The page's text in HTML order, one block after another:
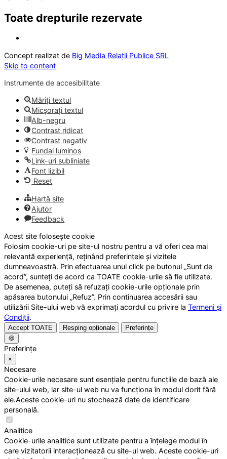
Toate drepturile rezervate
Concept realizat de Big Media Relații Publice SRL
Skip to content
Instrumente de accesibilitate
Măriți textul
Micșorați textul
Alb-negru
Contrast ridicat
Contrast negativ
Fundal luminos
Link-uri subliniate
Font lizibil
Reset
Hartă site
Ajutor
Feedback
Acest site folosește cookie
Folosim cookie-uri pe site-ul nostru pentru a vă oferi cea mai
relevantă experiență, reținând preferințele și vizitele
dumneavoastră. Prin efectuarea unui click pe butonul „Sunt de
acord”, sunteți de acord ca TOATE cookie-urile să fie utilizate.
De asemenea, puteți să refuzați cookie-urile opționale prin
apăsarea butonului „Refuz”. Prin continuarea accesării sau
utilizării Site-ului web vă exprimați acordul cu privire la Termeni și
Condiții.
Accept TOATE Resping opționale
Preferințe
🍪
Preferințe
×
Necesare
Cookie-urile necesare sunt esențiale pentru funcțiile de bază ale
site-ului web, iar site-ul web nu va funcționa în modul dorit fără
ele.Aceste cookie-uri nu stochează date de identificare
personală.
Analitice
Cookie-urile analitice sunt utilizate pentru a înțelege modul în
care vizitatorii interacționează cu site-ul web. Aceste cookie-uri